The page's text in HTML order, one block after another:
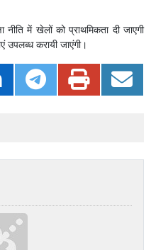
में खेलों को प्राथमिकता दी जाएगी
उपलब्ध करायी जाएंगी।